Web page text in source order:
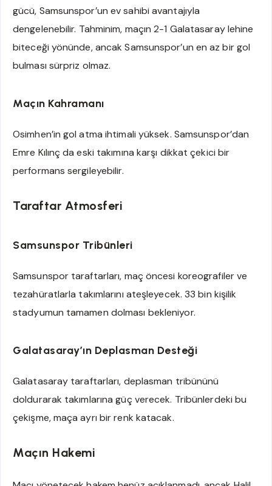
gücü, Samsunspor’un ev sahibi avantajıyla
dengelenebilir. Tahminim, maçın 2-1 Galatasaray lehine
biteceği yönünde, ancak Samsunspor’un en az bir gol
bulması sürpriz olmaz.
Maçın Kahramanı
Osimhen’in gol atma ihtimali yüksek. Samsunspor’dan
Emre Kılınç da eski takımına karşı dikkat çekici bir
performans sergileyebilir.
Taraftar Atmosferi
Samsunspor Tribünleri
Samsunspor taraftarları, maç öncesi koreografiler ve
tezahüratlarla takımlarını ateşleyecek. 33 bin kişilik
stadyumun tamamen dolması bekleniyor.
Galatasaray’ın Deplasman Desteği
Galatasaray taraftarları, deplasman tribününü
doldurarak takımlarına güç verecek. Tribünlerdeki bu
çekişme, maça ayrı bir renk katacak.
Maçın Hakemi